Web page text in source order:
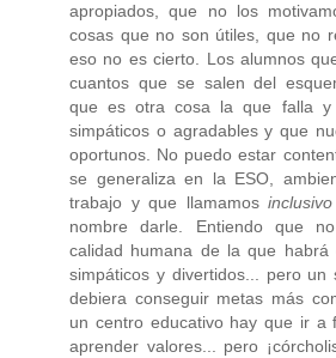
apropiados, que no los
cosas que no son útiles, que no
eso no es cierto. Los alumnos
cuantos que se salen del
que es otra cosa la que falla
simpáticos o agradables y que
oportunos. No puedo estar
se generaliza en la ESO,
trabajo y que llamamosinclusivo
nombre darle. Entiendo que
calidad humana de la que
simpáticos y divertidos... pero un
debiera conseguir metas más
un centro educativo hay que ir a
aprender valores... pero